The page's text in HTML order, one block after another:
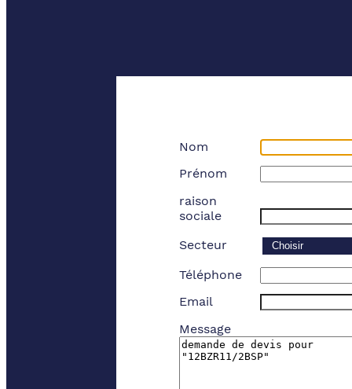
Nom
Prénom
raison
sociale
Secteur
Téléphone
Email
Message